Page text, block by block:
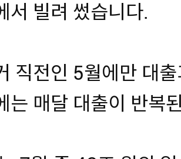
서 빌려 썼습니다.
직전인 5월에만 대
는 매달 대출이 반복